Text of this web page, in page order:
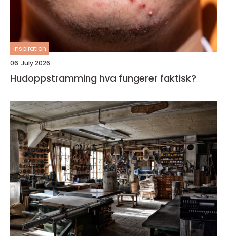
inspiration
06. July 2026
Hudoppstramming hva fungerer faktisk?